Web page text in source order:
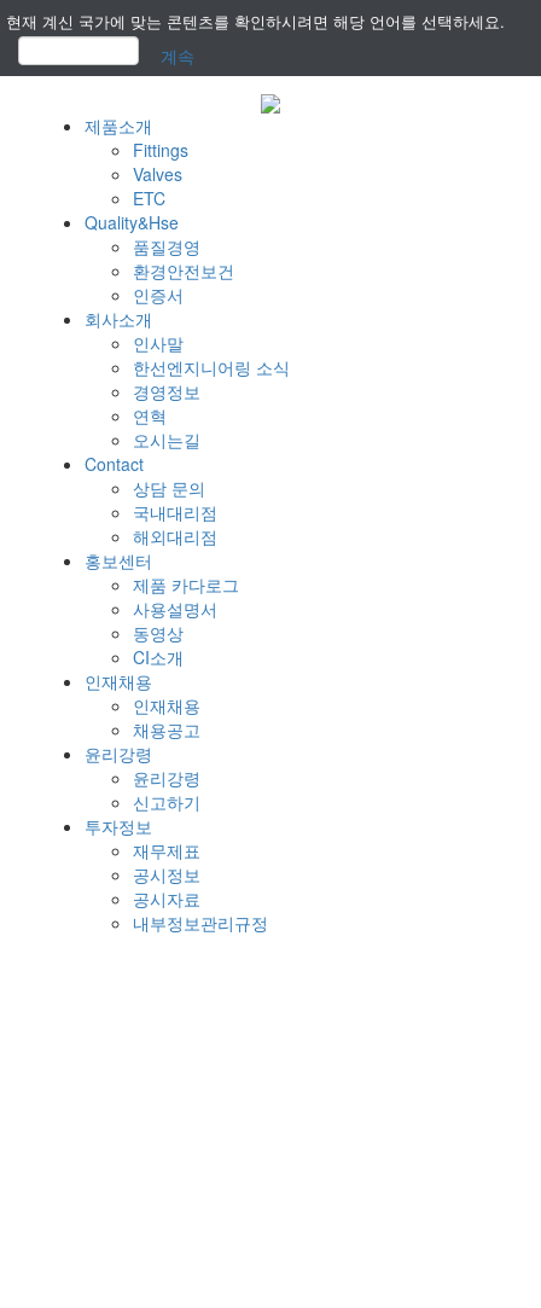
현재 계신 국가에 맞는 콘텐츠를 확인하시려면 해당 언어를 선택하세요.
계속
제품소개
Fittings
Valves
ETC
Quality&Hse
품질경영
환경안전보건
인증서
회사소개
인사말
한선엔지니어링 소식
경영정보
연혁
오시는길
Contact
상담 문의
국내대리점
해외대리점
홍보센터
제품 카다로그
사용설명서
동영상
CI소개
인재채용
인재채용
채용공고
윤리강령
윤리강령
신고하기
투자정보
재무제표
공시정보
공시자료
내부정보관리규정